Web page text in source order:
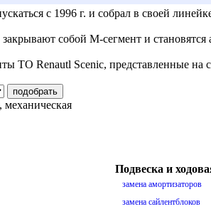
с 1996 г. и собрал в своей
собой М-сегмент и
ТО Renautl Scenic, представленные
подобрать
Подвеска и
замена амортизаторов
замена сайлентблоков